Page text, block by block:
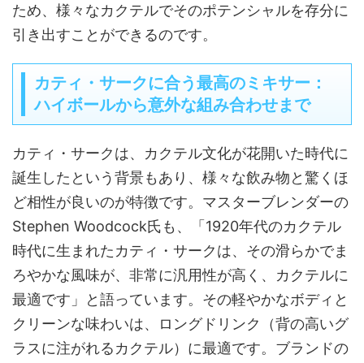
ため、様々なカクテルでそのポテンシャルを存分に
引き出すことができるのです。
カティ・サークに合う最高のミキサー：
ハイボールから意外な組み合わせまで
カティ・サークは、カクテル文化が花開いた時代に
誕生したという背景もあり、様々な飲み物と驚くほ
ど相性が良いのが特徴です。マスターブレンダーの
Stephen Woodcock氏も、「1920年代のカクテル
時代に生まれたカティ・サークは、その滑らかでま
ろやかな風味が、非常に汎用性が高く、カクテルに
最適です」と語っています。その軽やかなボディと
クリーンな味わいは、ロングドリンク（背の高いグ
ラスに注がれるカクテル）に最適です。ブランドの